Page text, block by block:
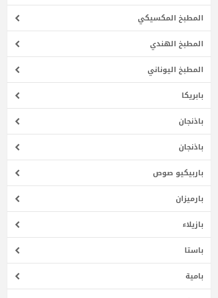
المطبخ المكسيكي
المطبخ الهندي
المطبخ اليوناني
بابريكا
باذنجان
باذنجان
باربيكيو صوص
بارميزان
بازيلاء
باستا
بامية